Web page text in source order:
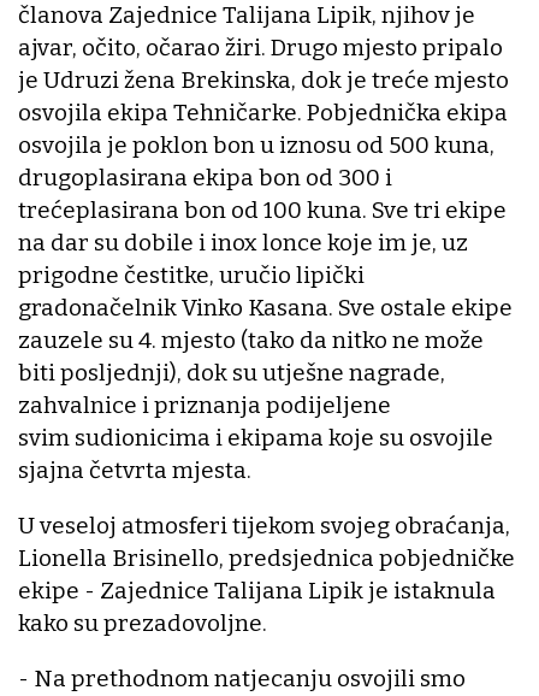
članova Zajednice Talijana Lipik, njihov je
ajvar, očito, očarao žiri. Drugo mjesto pripalo
je Udruzi žena Brekinska, dok je treće mjesto
osvojila ekipa Tehničarke. Pobjednička ekipa
osvojila je poklon bon u iznosu od 500 kuna,
drugoplasirana ekipa bon od 300 i
trećeplasirana bon od 100 kuna. Sve tri ekipe
na dar su dobile i inox lonce koje im je, uz
prigodne čestitke, uručio lipički
gradonačelnik Vinko Kasana. Sve ostale ekipe
zauzele su 4. mjesto (tako da nitko ne može
biti posljednji), dok su utješne nagrade,
zahvalnice i priznanja podijeljene
svim sudionicima i ekipama koje su osvojile
sjajna četvrta mjesta.
U veseloj atmosferi tijekom svojeg obraćanja,
Lionella Brisinello, predsjednica pobjedničke
ekipe - Zajednice Talijana Lipik je istaknula
kako su prezadovoljne.
- Na prethodnom natjecanju osvojili smo